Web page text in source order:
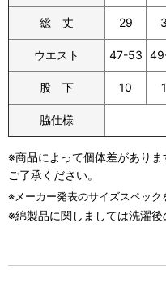
総 丈 29
ウエスト 47-53
股 下 10
脇仕様
※商品によって個体差があり
ご了承ください。
※メーカー発表のサイズスペック
※綿製品に関しましては洗濯後